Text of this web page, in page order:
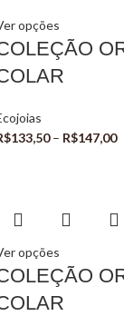
opções
133,50 – R$147,00
opções